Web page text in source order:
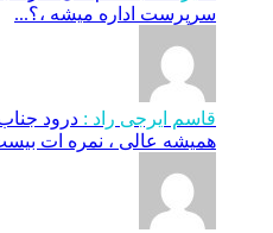
سرپرست اداره میشه ،؟...
قاسم ایرجی راد : درود
همیشه عالی ، نمره ات